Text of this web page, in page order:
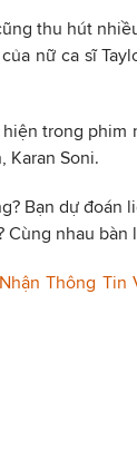
thu hút
nữ ca sĩ
trong phim
Karan Soni.
Bạn dự đoán
Cùng nhau bàn
Thông Tin